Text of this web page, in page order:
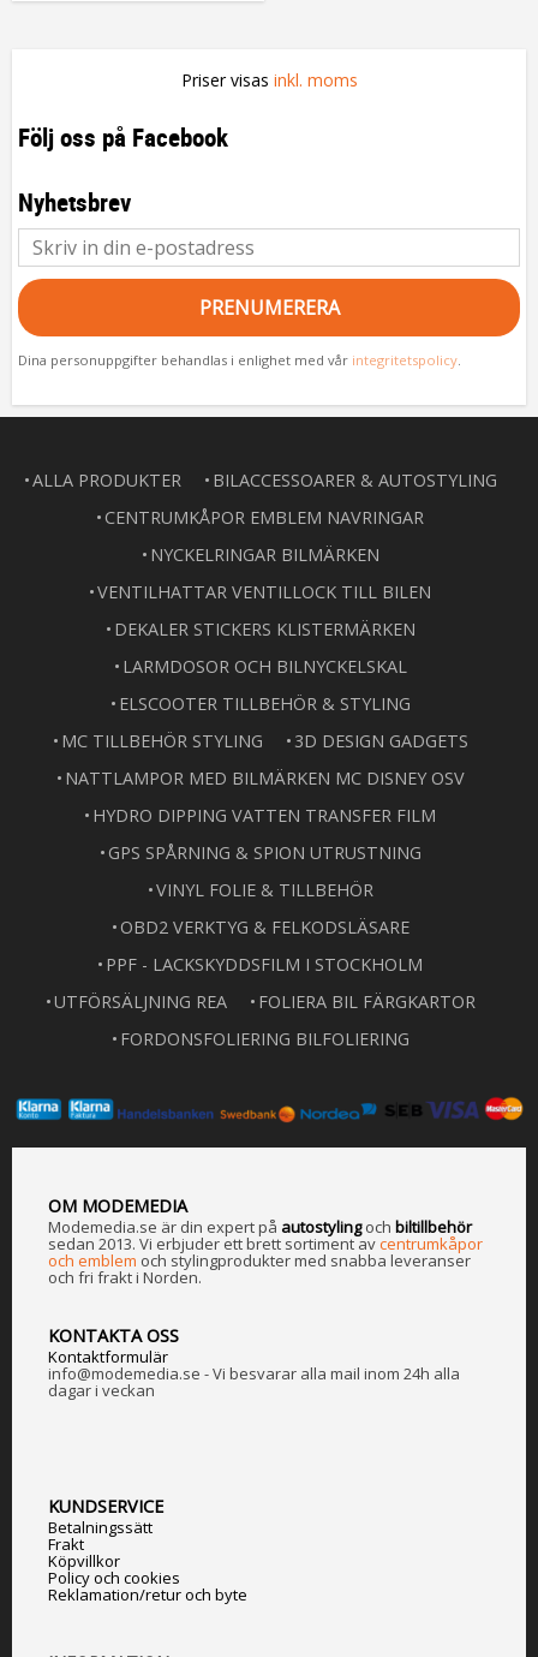
Priser visas inkl. moms
Följ oss på Facebook
Nyhetsbrev
PRENUMERERA
Dina personuppgifter behandlas i enlighet med vår integritetspolicy
ALLA PRODUKTER
BILACCESSOARER & AUTOSTYLING
CENTRUMKÅPOR EMBLEM NAVRINGAR
NYCKELRINGAR BILMÄRKEN
VENTILHATTAR VENTILLOCK TILL BILEN
DEKALER STICKERS KLISTERMÄRKEN
LARMDOSOR OCH BILNYCKELSKAL
ELSCOOTER TILLBEHÖR & STYLING
MC TILLBEHÖR STYLING
3D DESIGN GADGETS
NATTLAMPOR MED BILMÄRKEN MC DISNEY OSV
HYDRO DIPPING VATTEN TRANSFER FILM
GPS SPÅRNING & SPION UTRUSTNING
VINYL FOLIE & TILLBEHÖR
OBD2 VERKTYG & FELKODSLÄSARE
PPF - LACKSKYDDSFILM I STOCKHOLM
UTFÖRSÄLJNING REA
FOLIERA BIL FÄRGKARTOR
FORDONSFOLIERING BILFOLIERING
OM MODEMEDIA
Modemedia.se är din expert på autostylingoch biltillbehör
sedan 2013. Vi erbjuder ett brett sortiment avcentrumkåpor
och emblem och stylingprodukter med snabba leveranser
och fri frakt i Norden.
KONTAKTA OSS
Kontaktformulär
info@modemedia.se - Vi besvarar alla mail inom 24h alla
dagar i veckan
KUNDSERVICE
Betalningssätt
Frakt
Köpvillkor
Policy och cookies
Reklamation/retur och byte